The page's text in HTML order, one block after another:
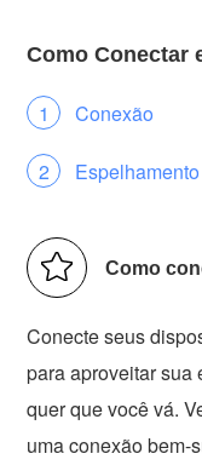
Como Conectar
Conexão
Espelhamento
Como
Conecte seus
para aproveitar
quer que você vá.
uma conexão bem-